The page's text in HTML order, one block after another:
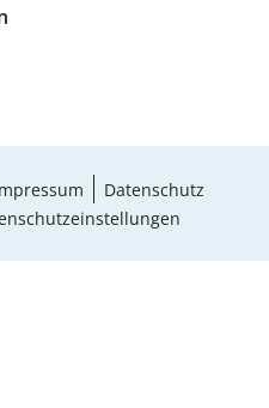
Datenschutz